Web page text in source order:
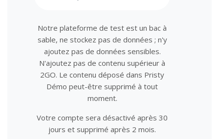
Notre plateforme de test est un bac à
sable, ne stockez pas de données ; n'y
ajoutez pas de données sensibles.
N'ajoutez pas de contenu supérieur à
2GO. Le contenu déposé dans Pristy
Démo peut-être supprimé à tout
moment.
Votre compte sera désactivé après 30
jours et supprimé après 2 mois.